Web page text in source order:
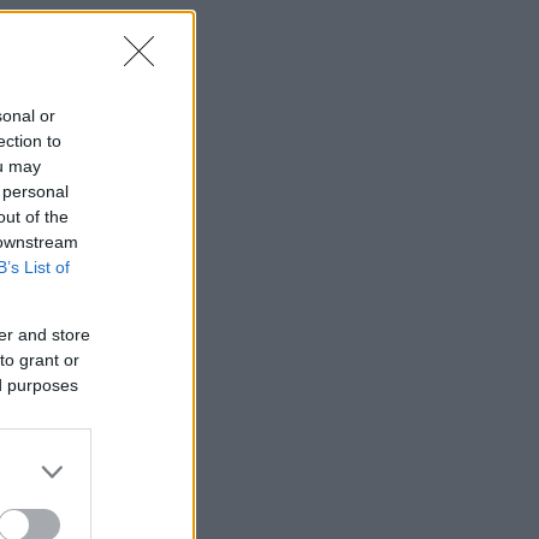
or
to
may
of the
List of
and store
grant or
purposes